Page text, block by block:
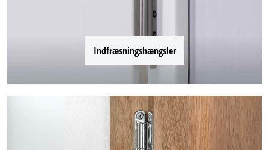
Indfræsningshængsler